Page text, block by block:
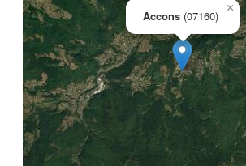
Accons (07160)
×